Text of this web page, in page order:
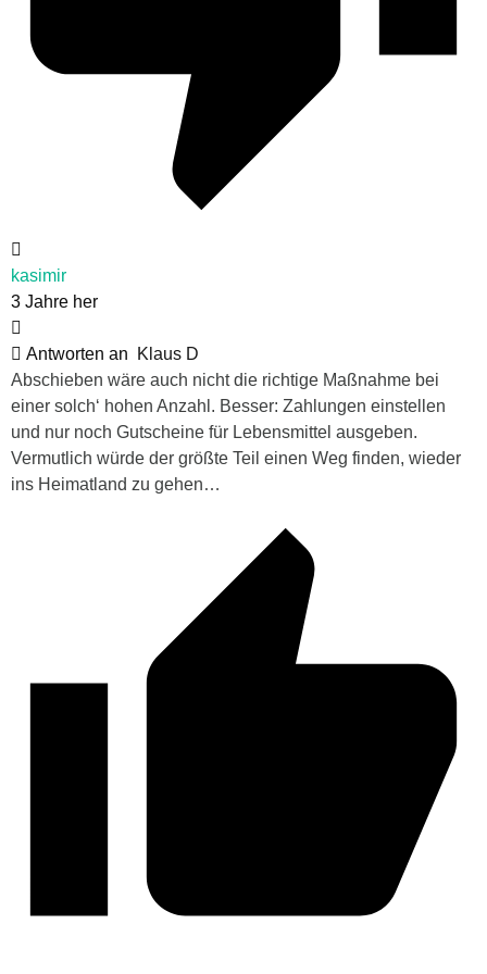
kasimir
3 Jahre her
Antworten an
Klaus D
Abschieben wäre auch nicht die richtige Maßnahme bei
einer solch‘ hohen Anzahl. Besser: Zahlungen einstellen
und nur noch Gutscheine für Lebensmittel ausgeben.
Vermutlich würde der größte Teil einen Weg finden, wieder
ins Heimatland zu gehen…